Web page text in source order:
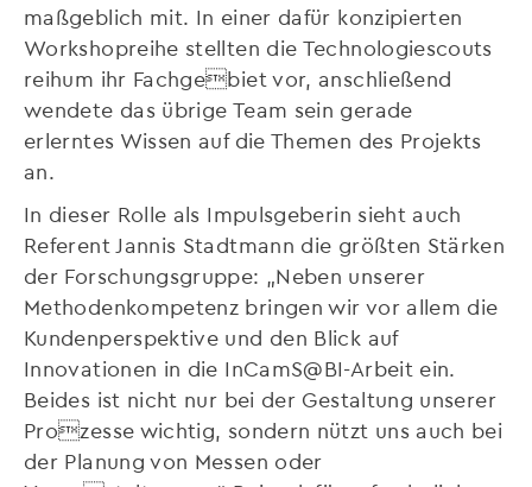
maßgeblich mit. In einer dafür konzipierten
Workshopreihe stellten die Technologiescouts
reihum ihr Fachgebiet vor, anschließend
wendete das übrige Team sein gerade
erlerntes Wissen auf die Themen des Projekts
an.
In dieser Rolle als Impulsgeberin sieht auch
Referent Jannis Stadtmann die größten Stärken
der Forschungsgruppe: „Neben unserer
Methodenkompetenz bringen wir vor allem die
Kundenperspektive und den Blick auf
Innovationen in die InCamS@BI-Arbeit ein.
Beides ist nicht nur bei der Gestaltung unserer
Prozesse wichtig, sondern nützt uns auch bei
der Planung von Messen oder